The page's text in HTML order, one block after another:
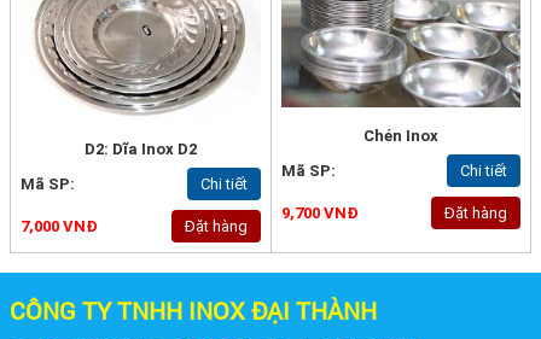
D2: Dĩa Inox D2
Mã SP:
Chi tiết
7,000 VNĐ Đặt hàng
Chén Inox
Mã SP:
Chi tiết
9,700 VNĐ Đặt hàng
CÔNG TY TNHH INOX ĐẠI THÀNH